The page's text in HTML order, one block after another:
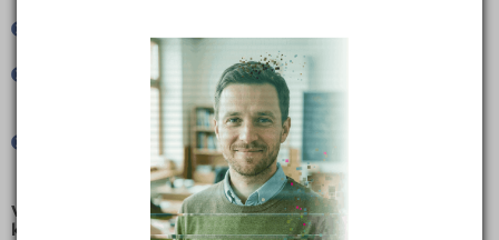
naši lektoři již mají s
distanční výukou bohaté
dostáváte v elektronické
Výhody prezenčních
kurzů: